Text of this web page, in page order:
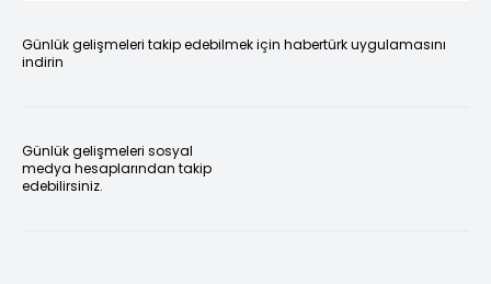
Günlük gelişmeleri takip edebilmek için habertürk uygulamasını
indirin
Günlük gelişmeleri sosyal
medya hesaplarından takip
edebilirsiniz.